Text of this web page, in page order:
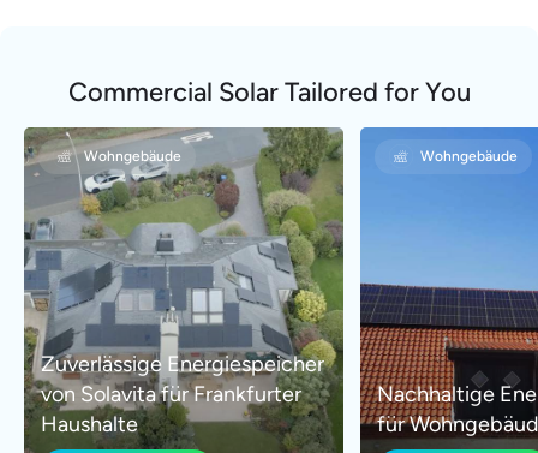
Commercial Solar Tailored for You
Wohngebäude
Zuverlässige Energiespeicher
von Solavita für Frankfurter
Haushalte
Wohngebäude
Nachhaltige
für